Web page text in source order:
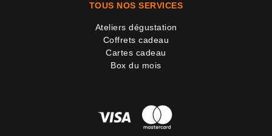
TOUS NOS SERVICES
Ateliers dégustation
Coffrets cadeau
Cartes cadeau
Box du mois